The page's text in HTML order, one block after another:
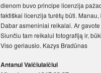
dienom buvo principe licenzija
faktiškai licenzija turėtų būti.
Dabar asmeniniai reikalai. Ar
Siunčiu tam reikalui fotografiją ir,
Viso geriausio. Kazys Bradūnas
Antanui Vaičiulaičiui